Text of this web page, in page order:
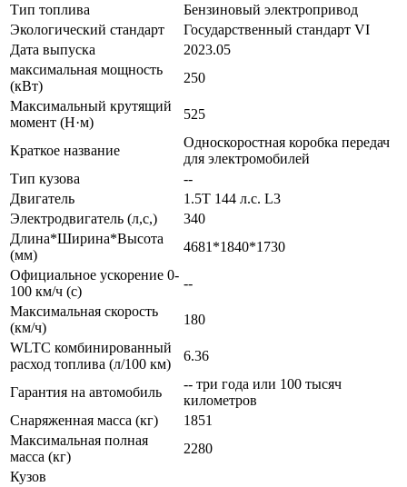
Тип топлива
Бензиновый электропривод
Экологический стандарт
Государственный стандарт VI
Дата выпуска
2023.05
максимальная мощность
(кВт)
250
Максимальный крутящий
момент (Н·м)
525
Краткое название
Односкоростная коробка передач
для электромобилей
Тип кузова
--
Двигатель
1.5T 144 л.с. L3
Электродвигатель (л,с,)
340
Длина*Ширина*Высота
(мм)
4681*1840*1730
Официальное ускорение 0-
100 км/ч (с)
--
Максимальная скорость
(км/ч)
180
WLTC комбинированный
расход топлива (л/100 км)
6.36
Гарантия на автомобиль
-- три года или 100 тысяч
километров
Снаряженная масса (кг)
1851
Максимальная полная
масса (кг)
2280
Кузов